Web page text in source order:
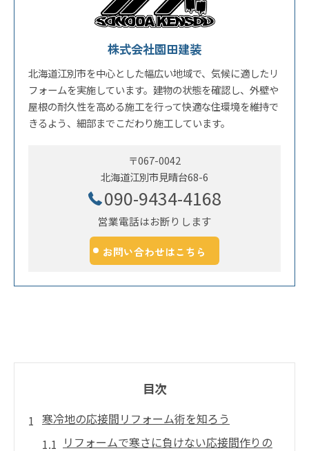
株式会社園田建装
北海道江別市を中心とした幅広い地域で、気候に適したリ
フォームを実施しています。建物の状態を確認し、外壁や
屋根の耐久性を高める施工を行って快適な住環境を維持で
きるよう、細部までこだわり施工しています。
〒067-0042
北海道江別市見晴台68-6
090-9434-4168
営業電話はお断りします
お問い合わせはこちら
目次
寒冷地の応接間リフォーム術を知ろう
リフォームで寒さに負けない応接間作りの